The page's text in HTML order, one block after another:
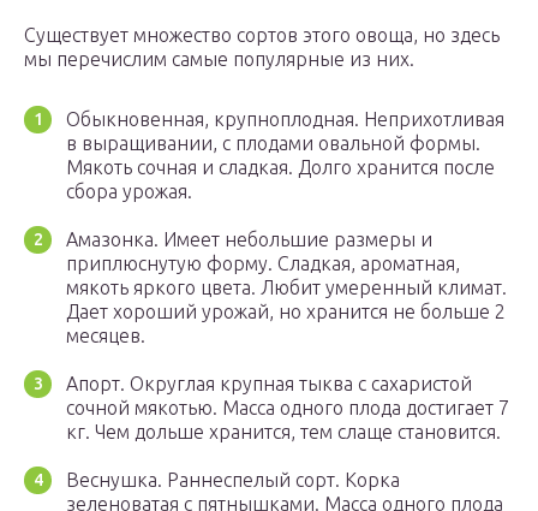
Существует множество сортов этого овоща, но здесь
мы перечислим самые популярные из них.
Обыкновенная, крупноплодная. Неприхотливая
в выращивании, с плодами овальной формы.
Мякоть сочная и сладкая. Долго хранится после
сбора урожая.
Амазонка. Имеет небольшие размеры и
приплюснутую форму. Сладкая, ароматная,
мякоть яркого цвета. Любит умеренный климат.
Дает хороший урожай, но хранится не больше 2
месяцев.
Апорт. Округлая крупная тыква с сахаристой
сочной мякотью. Масса одного плода достигает 7
кг. Чем дольше хранится, тем слаще становится.
Веснушка. Раннеспелый сорт. Корка
зеленоватая с пятнышками. Масса одного плода